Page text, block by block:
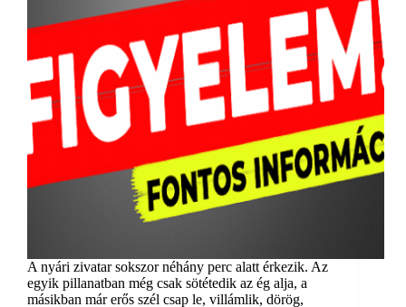
A nyári zivatar sokszor néhány perc alatt érkezik. Az
egyik pillanatban még csak sötétedik az ég alja, a
másikban már erős szél csap le, villámlik, dörög,